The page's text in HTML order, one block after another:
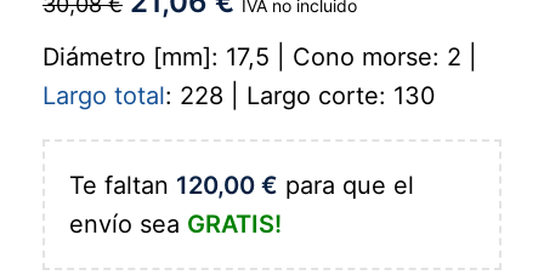
IVA no incluido
Diámetro [mm]: 17,5 | Cono morse: 2 |
Largo total: 228 | Largo corte: 130
Te faltan 120,00 € para que el
envío sea GRATIS!